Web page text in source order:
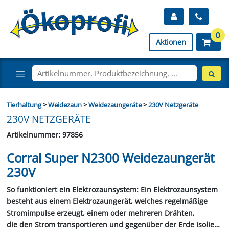
Aktionen
0
Tierhaltung>Weidezaun>Weidezaungeräte>230V Netzgeräte
230V NETZGERÄTE
Artikelnummer: 97856
Corral Super N2300 Weidezaungerät
230V
So funktioniert ein Elektrozaunsystem: Ein Elektrozaunsystem
besteht aus einem Elektrozaungerät, welches regelmäßige
Stromimpulse erzeugt, einem oder mehreren Drähten,
die den Strom transportieren und gegenüber der Erde isoliert